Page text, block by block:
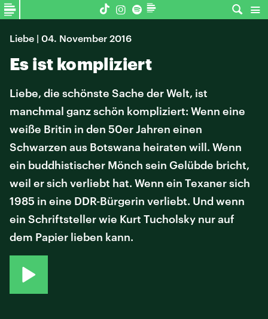
Liebe | 04. November 2016
Es ist kompliziert
Liebe, die schönste Sache der Welt, ist
manchmal ganz schön kompliziert: Wenn eine
weiße Britin in den 50er Jahren einen
Schwarzen aus Botswana heiraten will. Wenn
ein buddhistischer Mönch sein Gelübde bricht,
weil er sich verliebt hat. Wenn ein Texaner sich
1985 in eine DDR-Bürgerin verliebt. Und wenn
ein Schriftsteller wie Kurt Tucholsky nur auf
dem Papier lieben kann.